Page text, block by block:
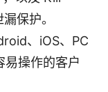
保护。
、iOS、PC
易操作的客户